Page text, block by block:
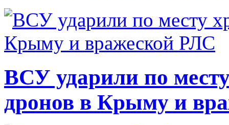
ВСУ ударили по
дронов в Крыму и